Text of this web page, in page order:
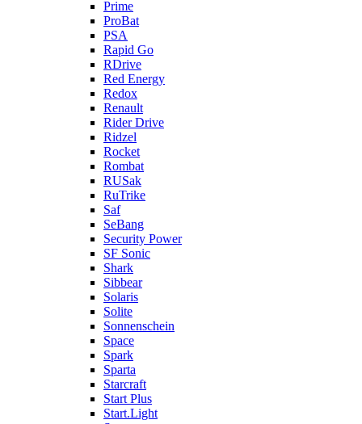
Prime
ProBat
PSA
Rapid Go
RDrive
Red Energy
Redox
Renault
Rider Drive
Ridzel
Rocket
Rombat
RUSak
RuTrike
Saf
SeBang
Security Power
SF Sonic
Shark
Sibbear
Solaris
Solite
Sonnenschein
Space
Spark
Sparta
Starcraft
Start Plus
Start.Light